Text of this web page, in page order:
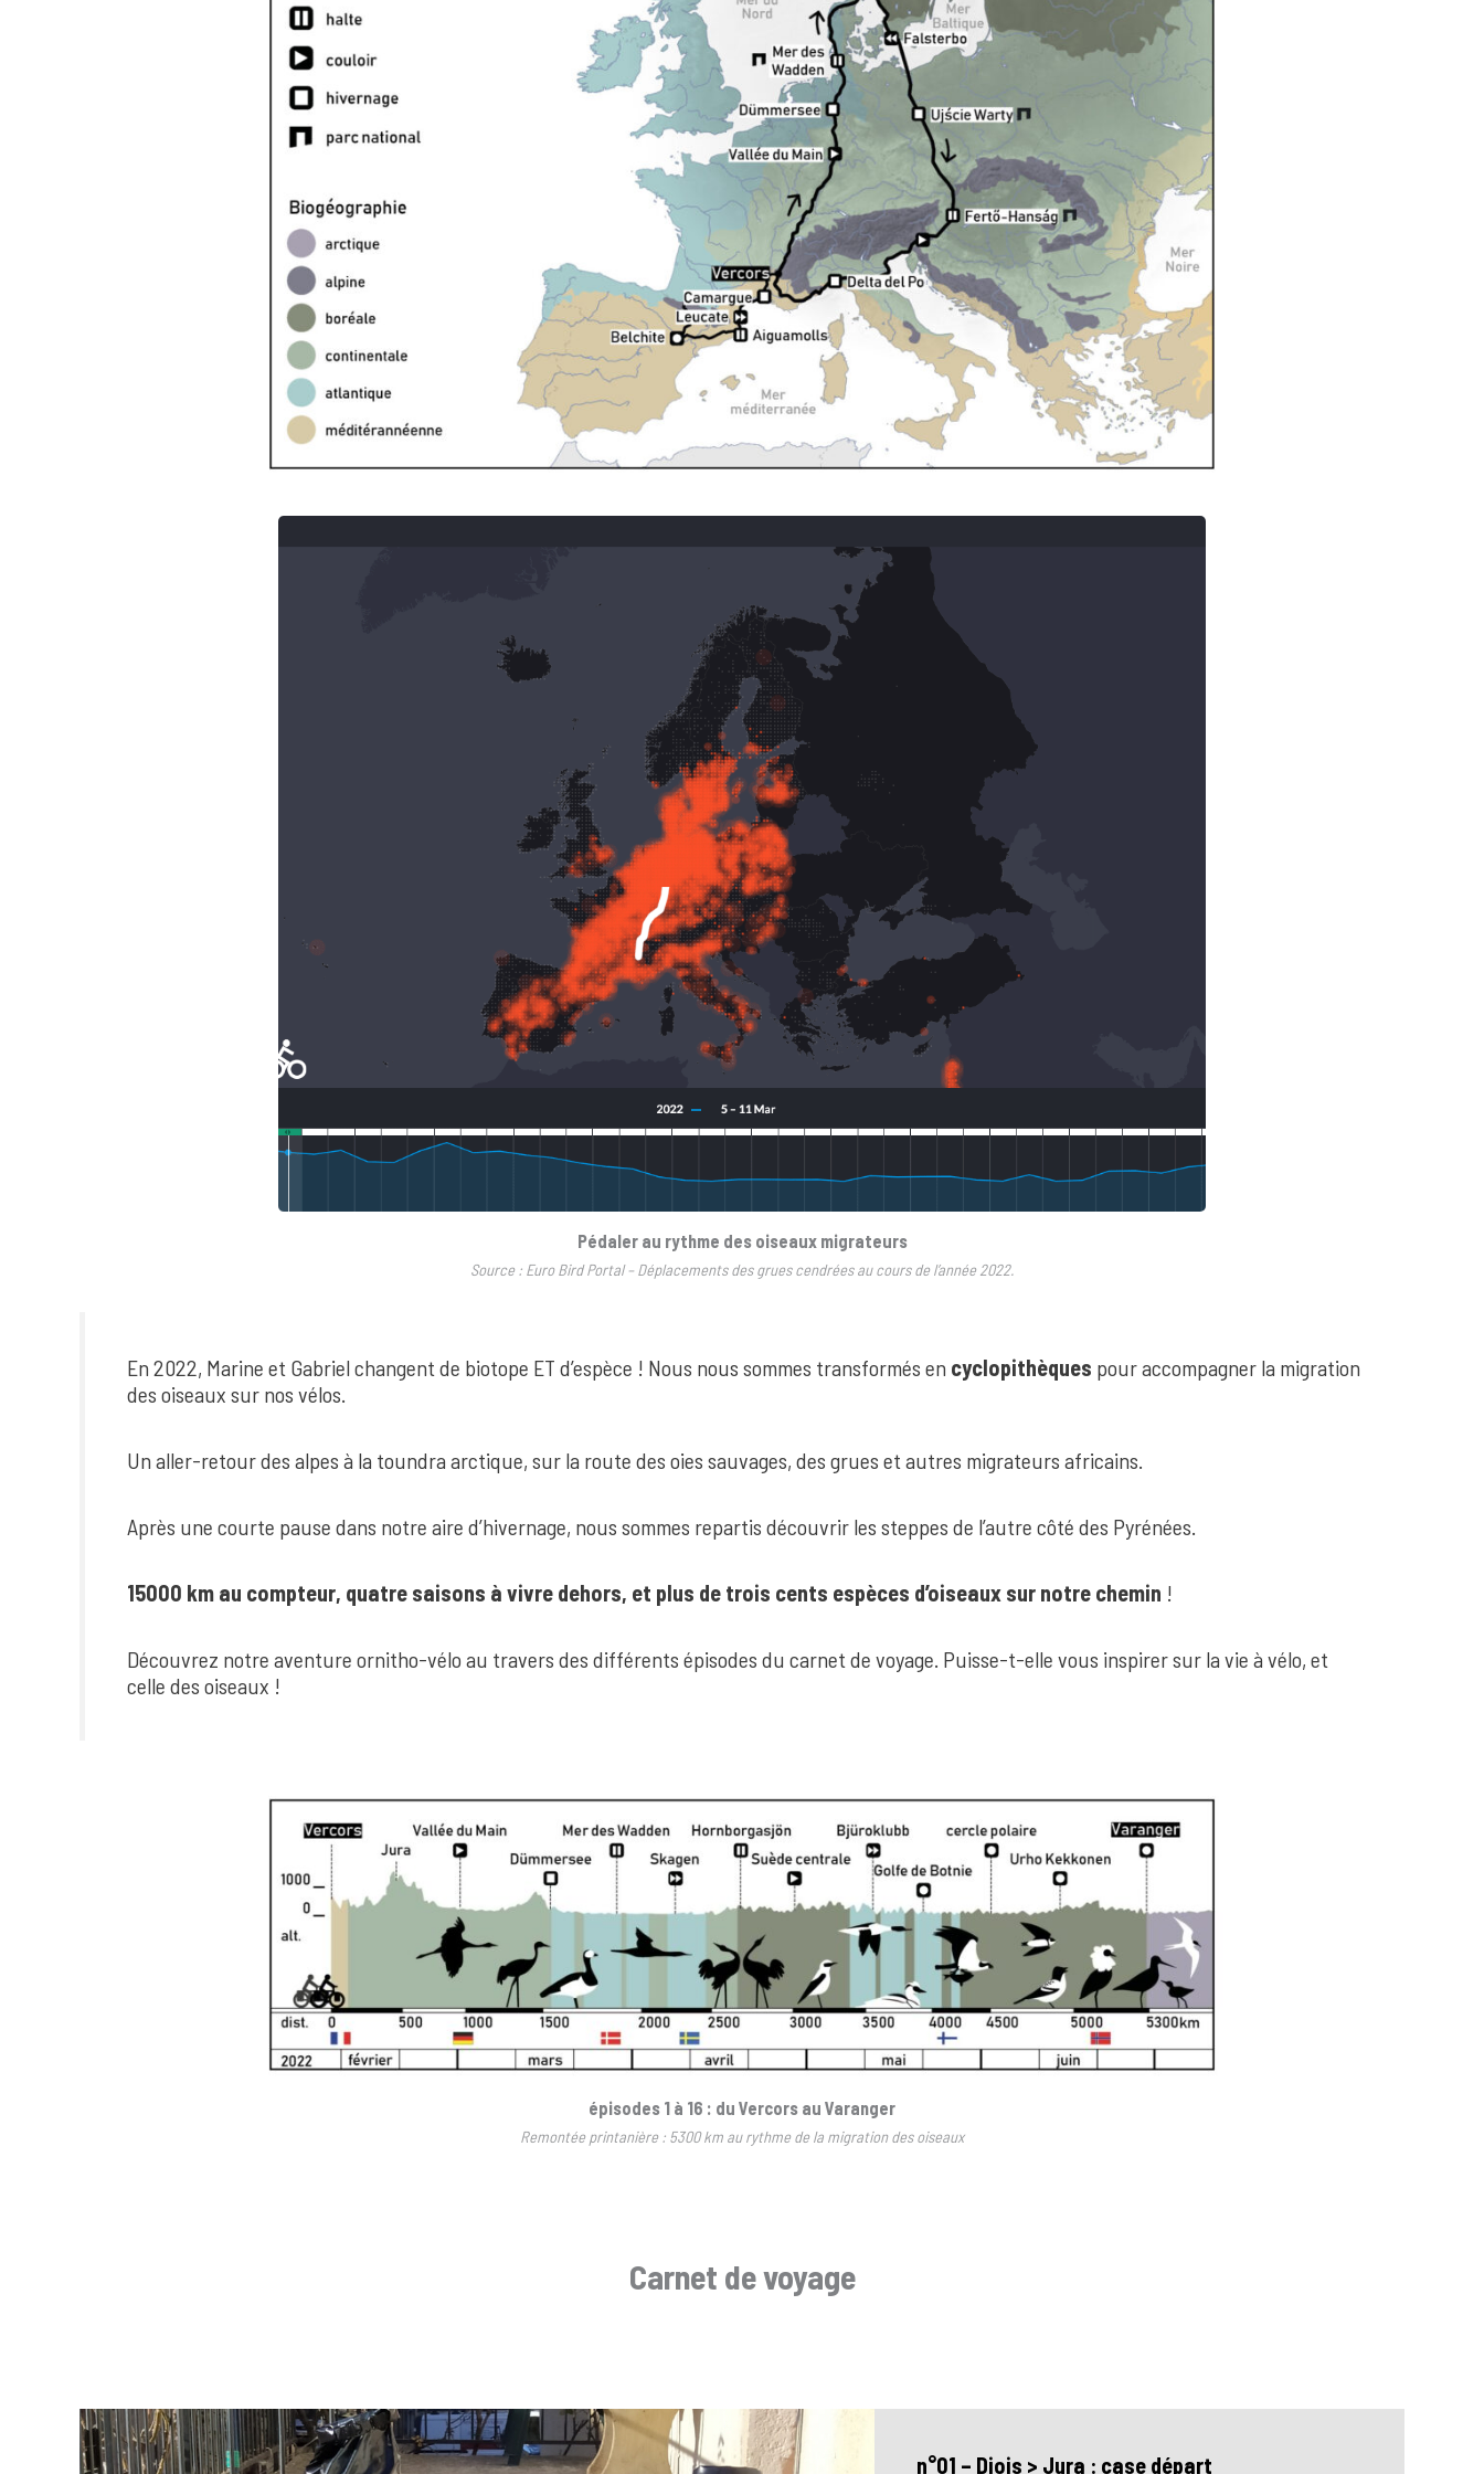
Pédaler au rythme des oiseaux migrateurs
Source : Euro Bird Portal – Déplacements des grues cendrées au cours de l’année 2022.
En 2022, Marine et Gabriel changent de biotope ET d’espèce ! Nous nous sommes transformés en cyclopithèques pour accompagner la migration
des oiseaux sur nos vélos.
Un aller-retour des alpes à la toundra arctique, sur la route des oies sauvages, des grues et autres migrateurs africains.
Après une courte pause dans notre aire d’hivernage, nous sommes repartis découvrir les steppes de l’autre côté des Pyrénées.
15000 km au compteur, quatre saisons à vivre dehors, et plus de trois cents espèces d’oiseaux sur notre chemin !
Découvrez notre aventure ornitho-vélo au travers des différents épisodes du carnet de voyage. Puisse-t-elle vous inspirer sur la vie à vélo, et
celle des oiseaux !
épisodes 1 à 16 : du Vercors au Varanger
Remontée printanière : 5300 km au rythme de la migration des oiseaux
Carnet de voyage
n°01 – Diois > Jura : case départ